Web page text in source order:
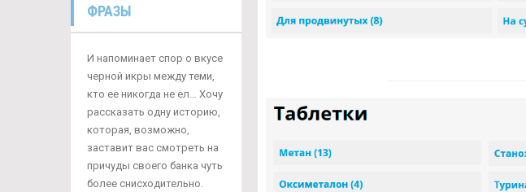
ФРАЗЫ
И напоминает спор о вкусе
черной икры между теми,
кто ее никогда не ел… Хочу
рассказать одну историю,
которая, возможно,
заставит вас смотреть на
причуды своего банка чуть
более снисходительно.